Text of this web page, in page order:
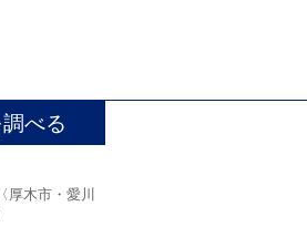
べる
厚木市・愛川